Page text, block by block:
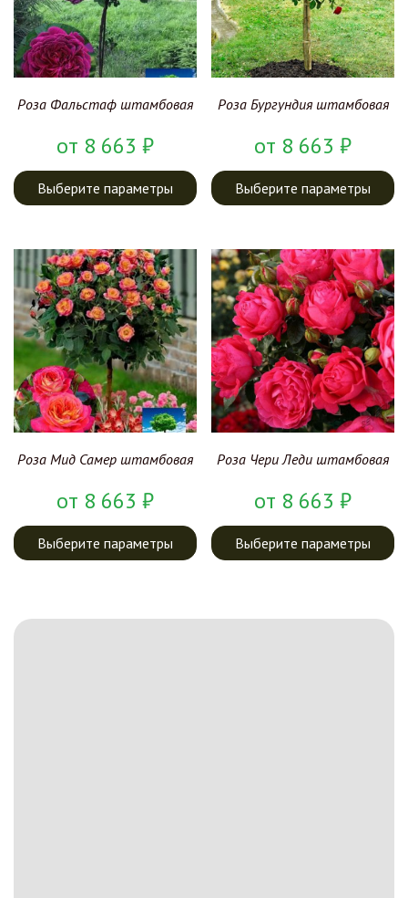
Роза Фальстаф штамбовая
от 8 663 ₽
Выберите параметры
Роза Бургундия штамбовая
от 8 663₽
Выберите параметры
Роза Мид Самер штамбовая
от 8 663 ₽
Выберите параметры
Роза Чери Леди штамбовая
от 8 663₽
Выберите параметры